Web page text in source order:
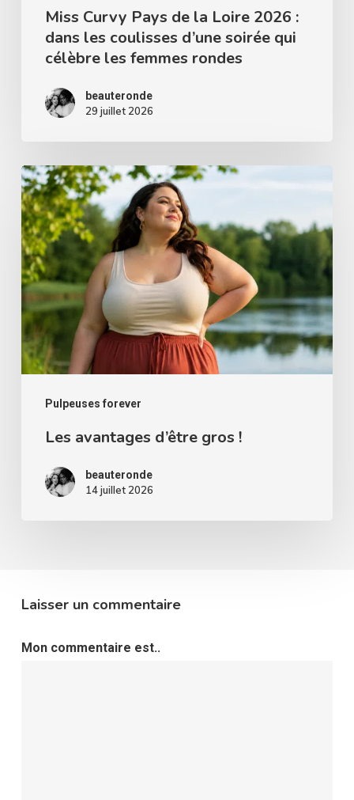
coulisses
d’une
soirée
célèbre
rondes
Miss Curvy Pays de la Loire 2026 :
dans les coulisses d’une soirée qui
célèbre les femmes rondes
beauteronde
29 juillet 2026
Pulpeuses forever
Les
avantages
d’être
gros
!
Les avantages d’être gros !
beauteronde
14 juillet 2026
Laisser un commentaire
Mon commentaire est..